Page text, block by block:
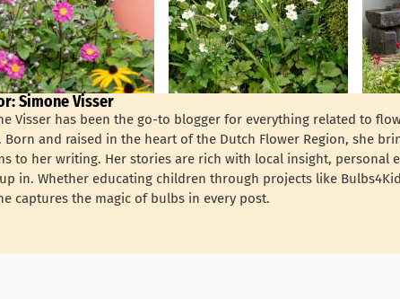
Simone Visser
Visser has been the go-to blogger for everything related to
Born and raised in the heart of the Dutch Flower Region, she
to her writing. Her stories are rich with local insight, personal
in. Whether educating children through projects like
captures the magic of bulbs in every post.